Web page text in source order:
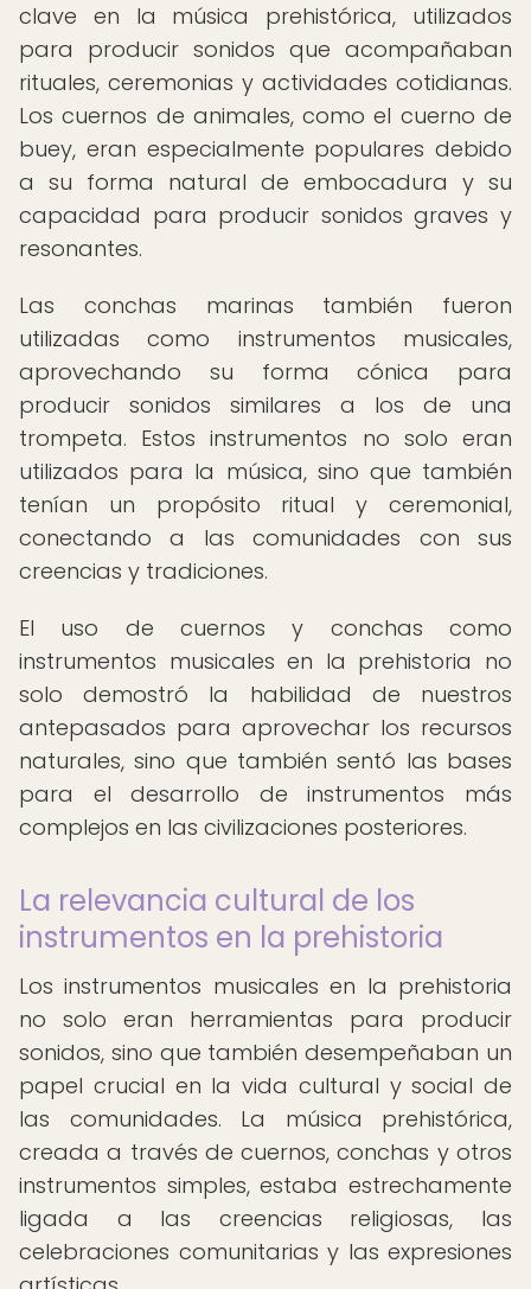
clave en la música prehistórica, utilizados
para producir sonidos que acompañaban
rituales, ceremonias y actividades cotidianas.
Los cuernos de animales, como el cuerno de
buey, eran especialmente populares debido
a su forma natural de embocadura y su
capacidad para producir sonidos graves y
resonantes.
Las conchas marinas también fueron
utilizadas como instrumentos musicales,
aprovechando su forma cónica para
producir sonidos similares a los de una
trompeta. Estos instrumentos no solo eran
utilizados para la música, sino que también
tenían un propósito ritual y ceremonial,
conectando a las comunidades con sus
creencias y tradiciones.
El uso de cuernos y conchas como
instrumentos musicales en la prehistoria no
solo demostró la habilidad de nuestros
antepasados para aprovechar los recursos
naturales, sino que también sentó las bases
para el desarrollo de instrumentos más
complejos en las civilizaciones posteriores.
La relevancia cultural de los
instrumentos en la prehistoria
Los instrumentos musicales en la prehistoria
no solo eran herramientas para producir
sonidos, sino que también desempeñaban un
papel crucial en la vida cultural y social de
las comunidades. La música prehistórica,
creada a través de cuernos, conchas y otros
instrumentos simples, estaba estrechamente
ligada a las creencias religiosas, las
celebraciones comunitarias y las expresiones